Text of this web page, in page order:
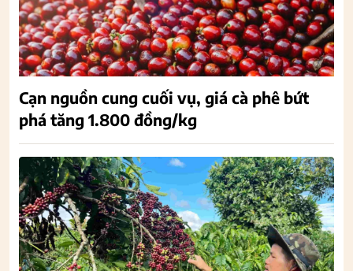
Cạn nguồn cung cuối vụ, giá cà phê bứt
phá tăng 1.800 đồng/kg